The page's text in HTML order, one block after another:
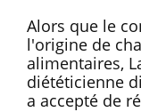
Alors que le
l'origine de
alimentaires,
diététicienne
a accepté de